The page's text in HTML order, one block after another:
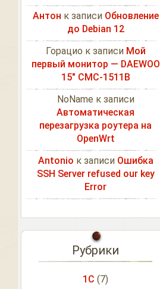
Антон к записи Обновление
до Debian 12
Горацио к записи Мой
первый монитор — DAEWOO
15″ CMC-1511B
NoName к записи
Автоматическая
перезагрузка роутера на
OpenWrt
Antonio к записи Ошибка
SSH Server refused our key
Error
Рубрики
1С (7)